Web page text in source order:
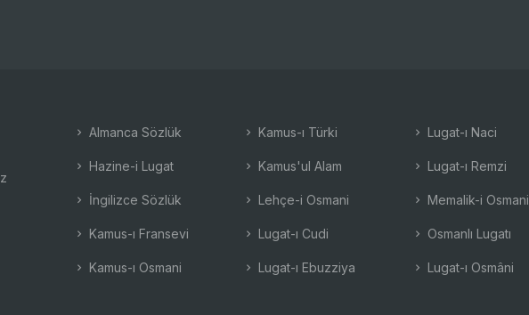
Almanca Sözlük
Hazine-i Lugat
İngilizce Sözlük
Kamus-ı Fransevi
Kamus-ı Osmani
Kamus-ı Türki
Kamus'ul Alam
Lehçe-i Osmani
Lugat-ı Cudi
Lugat-ı Ebuzziya
Lugat-ı Naci
Lugat-ı Remzi
Memalik-i Osmani
Osmanlı Lugatı
Lugat-ı Osmâni